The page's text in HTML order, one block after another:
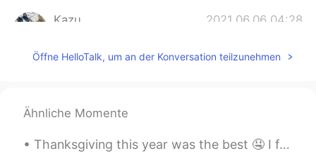
Kazu 2021.06.06 04:28
@William おっしゃる通り、世界中で同じ
Aki
JP EN
Öffne HelloTalk, um an der Konversation teilzunehmen
Ähnliche Momente
Thanksgiving this year was the best 🤤 I forgot to take a picture of the turkey because I was too ...